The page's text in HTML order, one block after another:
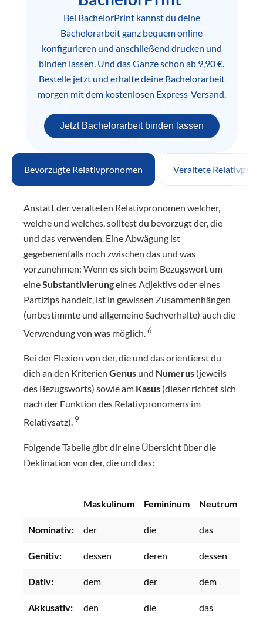
Bei BachelorPrint kannst du deine
Bachelorarbeit ganz bequem online
konfigurieren und anschließend drucken und
binden lassen. Und das Ganze schon ab 9,90 €.
Bestelle jetzt und erhalte deine Bachelorarbeit
morgen mit dem kostenlosen Express-Versand.
Jetzt Bachelorarbeit binden lassen
Bevorzugte Relativpronomen Veraltete
Anstatt der veralteten Relativpronomen welcher,
welche und welches, solltest du bevorzugt der, die
und das verwenden. Eine Abwägung ist
gegebenenfalls noch zwischen das und was
vorzunehmen: Wenn es sich beim Bezugswort um
eineSubstantivierungeines Adjektivs oder eines
Partizips handelt, ist in gewissen Zusammenhängen
(unbestimmte und allgemeine Sachverhalte) auch die
Verwendung von was möglich.6
Bei der Flexion von der, die und das orientierst du
dich an den Kriterien Genus und Numerus (jeweils
des Bezugsworts) sowie am Kasus (dieser richtet sich
nach der Funktion des Relativpronomens im
Relativsatz). 9
Folgende Tabelle gibt dir eine Übersicht über die
Deklination von der, die und das:
Maskulinum Femininum Neutrum
Nominativ: der die das
Genitiv: dessen deren dessen
Dativ: dem der dem
Akkusativ: den die das